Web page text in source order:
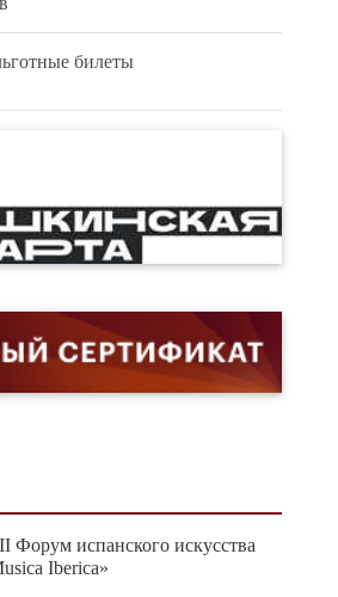
билеты
Форум испанского искусства
Iberica»